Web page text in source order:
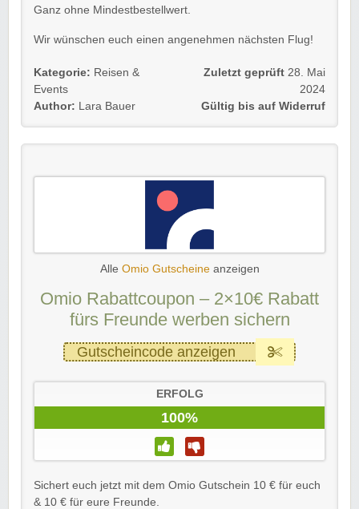
Ganz ohne Mindestbestellwert.
Wir wünschen euch einen angenehmen nächsten Flug!
Kategorie: Reisen &
Events
Author: Lara Bauer
Zuletzt geprüft 28. Mai
2024
Gültig bis auf Widerruf
Alle Omio Gutscheineanzeigen
Omio Rabattcoupon – 2×10€ Rabatt
fürs Freunde werben sichern
Gutscheincode anzeigen
ERFOLG
100%
Sichert euch jetzt mit dem Omio Gutschein 10 € für euch
& 10 € für eure Freunde.